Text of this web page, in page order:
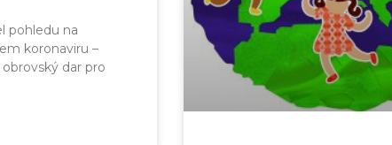
pohledu na
koronaviru –
dar pro